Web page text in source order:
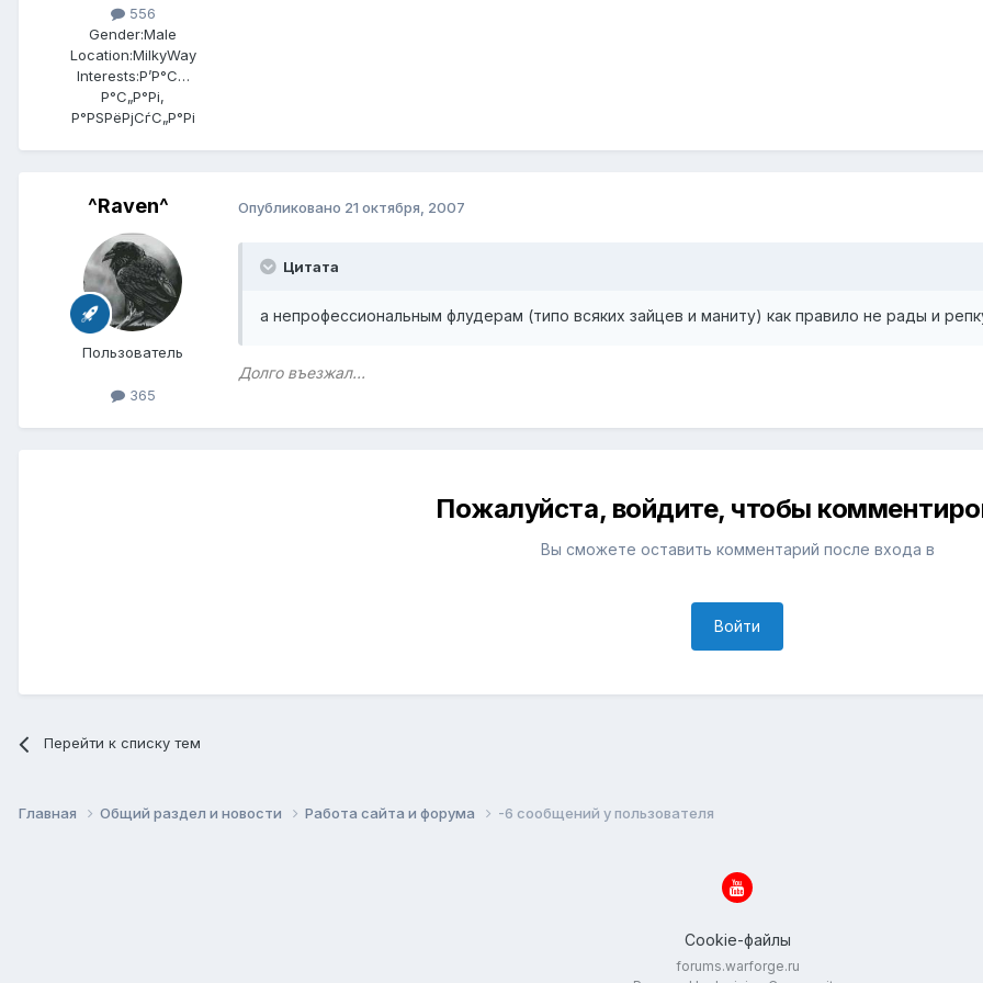
556
Gender:Male
Location:MilkyWay
Interests:Р’Р°С…
Р°С„Р°Рі,
Р°РЅРёРјСѓС„Р°Рі
^Raven^
Пользователь
365
Опубликовано 21 октября, 2007
Цитата
а непрофессиональным флудерам (типо всяких зайцев и маниту) как правило не рады и
Долго въезжал...
Пожалуйста, войдите, чтобы
Вы сможете оставить комментарий после входа в
Войти
Перейти к списку тем
Главная Общий раздел и новости Работа сайта и форума -6 сообщений у пользователя
Cookie-файлы
forums.warforge.ru